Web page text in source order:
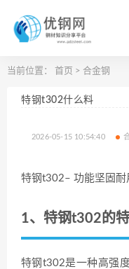
当前位置： 首页 > 合金钢
特钢t302什么料
2026-05-15 10:54:40
特钢t302– 功能坚固耐
1、特钢t302的
特钢t302是一种高强